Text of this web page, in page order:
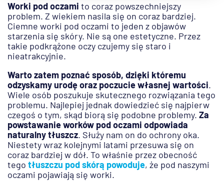
Worki pod oczami to coraz powszechniejszy
problem. Z wiekiem nasila się on coraz bardziej.
Ciemne worki pod oczami to jeden z objawów
starzenia się skóry. Nie są one estetyczne. Przez
takie podkrążone oczy czujemy się staro i
nieatrakcyjnie.
Warto zatem poznać sposób, dzięki któremu
odzyskamy urodę oraz poczucie własnej wartości.
Wiele osób poszukuje skutecznego rozwiązania tego
problemu. Najlepiej jednak dowiedzieć się najpierw
czegoś o tym, skąd biorą się podobne problemy. Za
powstawanie worków pod oczami odpowiada
naturalny tłuszcz. Służy nam on do ochrony oka.
Niestety wraz kolejnymi latami przesuwa się on
coraz bardziej w dół. To właśnie przez obecność
tego tłuszczu pod skórą powoduje, że pod naszymi
oczami pojawiają się worki.